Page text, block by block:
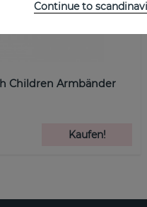
Children Armbänder
Kaufen!
Continue to